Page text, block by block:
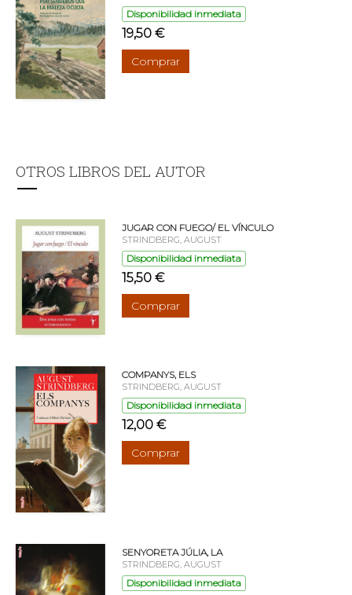
Disponibilidad inmediata
19,50 €
Comprar
OTROS LIBROS DEL AUTOR
JUGAR CON FUEGO/ EL VÍNCULO
STRINDBERG, AUGUST
Disponibilidad inmediata
15,50 €
Comprar
COMPANYS, ELS
STRINDBERG, AUGUST
Disponibilidad inmediata
12,00 €
Comprar
SENYORETA JÚLIA, LA
STRINDBERG, AUGUST
Disponibilidad inmediata